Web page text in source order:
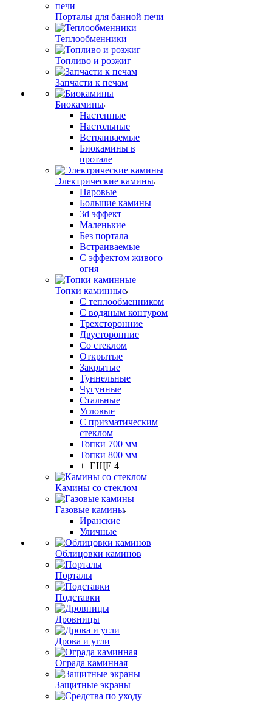
Порталы для банной печи
Теплообменники
Топливо и розжиг
Запчасти к печам
Биокамины
Настенные
Настольные
Встраиваемые
Биокамины в
протале
Электрические камины
Паровые
Большие камины
3d эффект
Маленькие
Без портала
Встраиваемые
С эффектом живого
огня
Топки каминные
С теплообменником
С водяным контуром
Трехсторонние
Двусторонние
Со стеклом
Открытые
Закрытые
Туннельные
Чугунные
Стальные
Угловые
С призматическим
стеклом
Топки 700 мм
Топки 800 мм
+ ЕЩЕ 4
Камины со стеклом
Газовые камины
Иранские
Уличные
Облицовки каминов
Порталы
Подставки
Дровницы
Дрова и угли
Ограда каминная
Защитные экраны